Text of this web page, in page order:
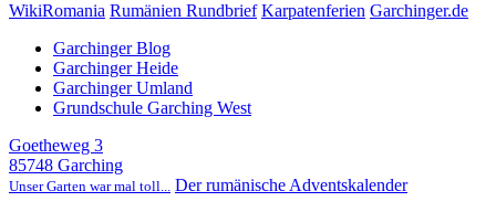
WikiRomania Rumänien Rundbrief Karpatenferien Garchinger.de
Garchinger Blog
Garchinger Heide
Garchinger Umland
Grundschule Garching West
Goetheweg 3
85748 Garching
Unser Garten war mal toll... Der rumänische Adventskalender